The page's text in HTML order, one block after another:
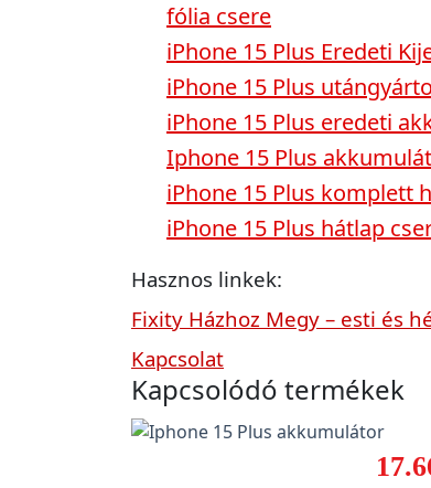
fólia csere
iPhone 15 Plus Eredeti
iPhone 15 Plus
iPhone 15 Plus eredeti
Iphone 15 Plus
iPhone 15 Plus komplett
iPhone 15 Plus hátlap
Hasznos linkek:
Fixity Házhoz Megy – esti és
Kapcsolat
Kapcsolódó termékek